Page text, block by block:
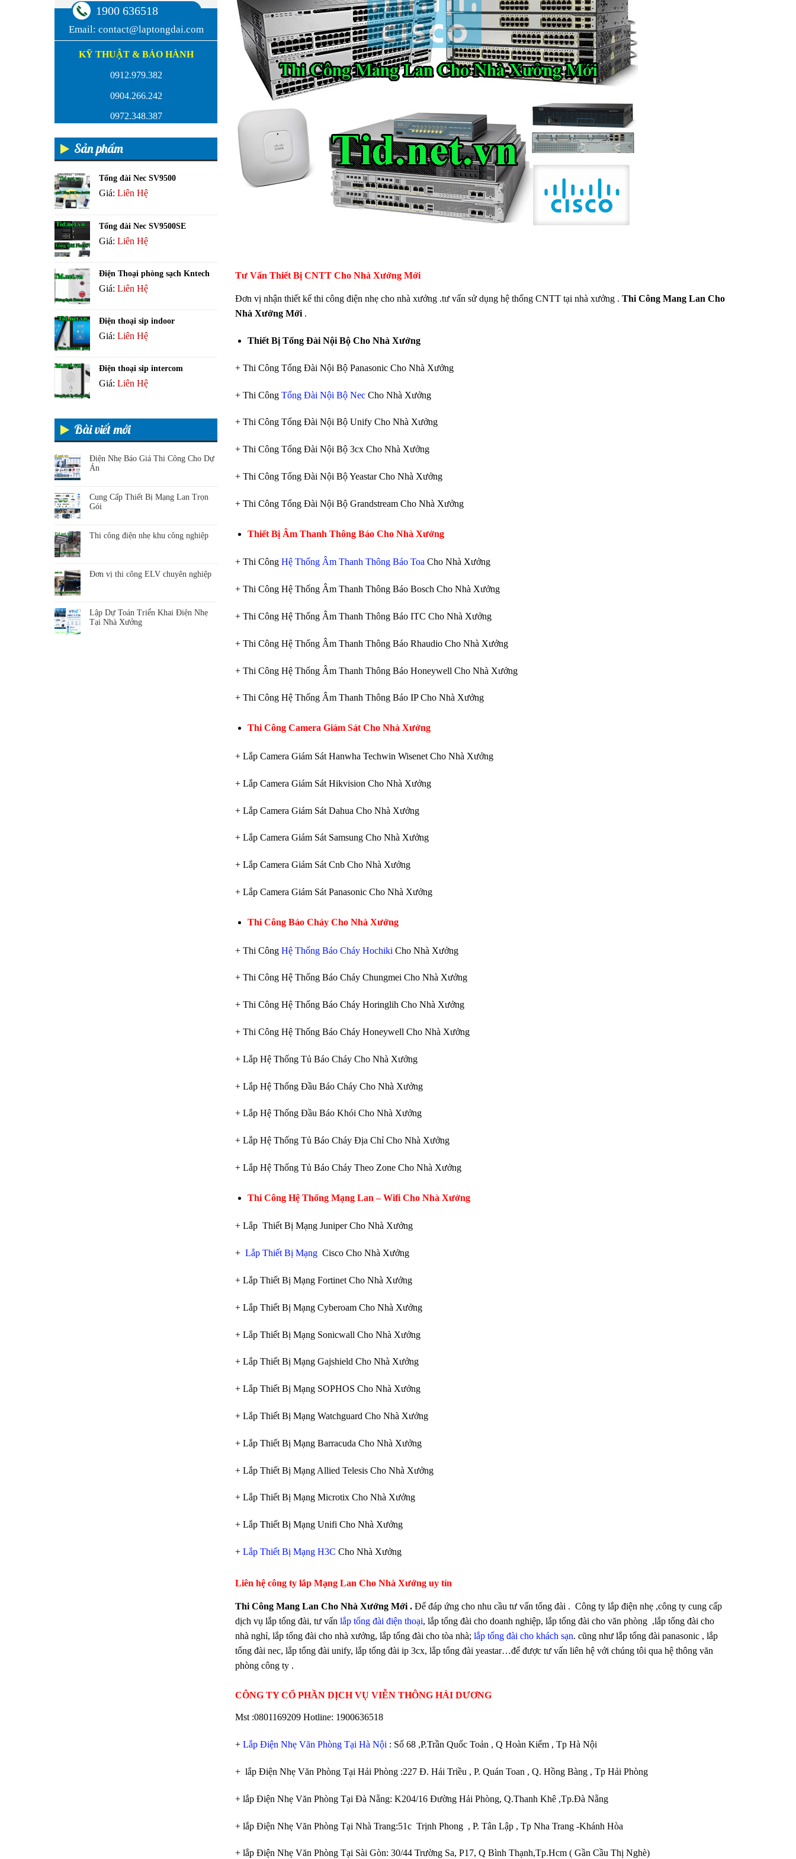
1900 636518
Email: contact@laptongdai.com
KỸ THUẬT & BẢO HÀNH
0912.979.382
0904.266.242
0972.348.387
Sản phẩm
Tổng đài Nec SV9500
Giá: Liên Hệ
Tổng đài Nec SV9500SE
Giá: Liên Hệ
Điện Thoại phòng sạch Kntech
Giá: Liên Hệ
Điện thoại sip indoor
Giá: Liên Hệ
Điện thoại sip intercom
Giá: Liên Hệ
Bài viết mới
Điện Nhẹ Báo Giá Thi Công Cho Dự
Án
Cung Cấp Thiết Bị Mạng Lan Trọn
Gói
Thi công điện nhẹ khu công nghiệp
Đơn vị thi công ELV chuyên nghiệp
Lập Dự Toán Triển Khai Điện Nhẹ
Tại Nhà Xưởng
Tư Vấn Thiết Bị CNTT Cho Nhà Xưởng Mới
Đơn vị nhận thiết kế thi công điện nhẹ cho nhà xưởng .tư vấn sử dụng hệ thống CNTT tại nhà xưởng . Thi Công Mang Lan Cho
Nhà Xưởng Mới .
Thiết Bị Tổng Đài Nội Bộ Cho Nhà Xưởng
+ Thi Công Tổng Đài Nội Bộ Panasonic Cho Nhà Xưởng
+ Thi Công Tổng Đài Nội Bộ Nec Cho Nhà Xưởng
+ Thi Công Tổng Đài Nội Bộ Unify Cho Nhà Xưởng
+ Thi Công Tổng Đài Nội Bộ 3cx Cho Nhà Xưởng
+ Thi Công Tổng Đài Nội Bộ Yeastar Cho Nhà Xưởng
+ Thi Công Tổng Đài Nội Bộ Grandstream Cho Nhà Xưởng
Thiết Bị Âm Thanh Thông Báo Cho Nhà Xưởng
+ Thi Công Hệ Thống Âm Thanh Thông Báo Toa Cho Nhà Xưởng
+ Thi Công Hệ Thống Âm Thanh Thông Báo Bosch Cho Nhà Xưởng
+ Thi Công Hệ Thống Âm Thanh Thông Báo ITC Cho Nhà Xưởng
+ Thi Công Hệ Thống Âm Thanh Thông Báo Rhaudio Cho Nhà Xưởng
+ Thi Công Hệ Thống Âm Thanh Thông Báo Honeywell Cho Nhà Xưởng
+ Thi Công Hệ Thống Âm Thanh Thông Báo IP Cho Nhà Xưởng
Thi Công Camera Giám Sát Cho Nhà Xưởng
+ Lắp Camera Giám Sát Hanwha Techwin Wisenet Cho Nhà Xưởng
+ Lắp Camera Giám Sát Hikvision Cho Nhà Xưởng
+ Lắp Camera Giám Sát Dahua Cho Nhà Xưởng
+ Lắp Camera Giám Sát Samsung Cho Nhà Xưởng
+ Lắp Camera Giám Sát Cnb Cho Nhà Xưởng
+ Lắp Camera Giám Sát Panasonic Cho Nhà Xưởng
Thi Công Báo Cháy Cho Nhà Xưởng
+ Thi Công Hệ Thống Báo Cháy Hochiki Cho Nhà Xưởng
+ Thi Công Hệ Thống Báo Cháy Chungmei Cho Nhà Xưởng
+ Thi Công Hệ Thống Báo Cháy Horinglih Cho Nhà Xưởng
+ Thi Công Hệ Thống Báo Cháy Honeywell Cho Nhà Xưởng
+ Lắp Hệ Thống Tủ Báo Cháy Cho Nhà Xưởng
+ Lắp Hệ Thống Đầu Báo Cháy Cho Nhà Xưởng
+ Lắp Hệ Thống Đầu Báo Khói Cho Nhà Xưởng
+ Lắp Hệ Thống Tủ Báo Cháy Địa Chỉ Cho Nhà Xưởng
+ Lắp Hệ Thống Tủ Báo Cháy Theo Zone Cho Nhà Xưởng
Thi Công Hệ Thống Mạng Lan – Wifi Cho Nhà Xưởng
+ Lắp Thiết Bị Mạng Juniper Cho Nhà Xưởng
+ Lắp Thiết Bị Mạng Cisco Cho Nhà Xưởng
+ Lắp Thiết Bị Mạng Fortinet Cho Nhà Xưởng
+ Lắp Thiết Bị Mạng Cyberoam Cho Nhà Xưởng
+ Lắp Thiết Bị Mạng Sonicwall Cho Nhà Xưởng
+ Lắp Thiết Bị Mạng Gajshield Cho Nhà Xưởng
+ Lắp Thiết Bị Mạng SOPHOS Cho Nhà Xưởng
+ Lắp Thiết Bị Mạng Watchguard Cho Nhà Xưởng
+ Lắp Thiết Bị Mạng Barracuda Cho Nhà Xưởng
+ Lắp Thiết Bị Mạng Allied Telesis Cho Nhà Xưởng
+ Lắp Thiết Bị Mạng Microtix Cho Nhà Xưởng
+ Lắp Thiết Bị Mạng Unifi Cho Nhà Xưởng
+ Lắp Thiết Bị Mạng H3C Cho Nhà Xưởng
Liên hệ công ty lắp Mạng Lan Cho Nhà Xưởng uy tín
Thi Công Mang Lan Cho Nhà Xưởng Mới . Để đáp ứng cho nhu cầu tư vấn tổng đài . Công ty lắp điện nhẹ ,công ty cung cấp
dịch vụ lắp tổng đài, tư vấn lắp tổng đài điện thoại, lắp tổng đài cho doanh nghiệp, lắp tổng đài cho văn phòng ,lắp tổng đài cho
nhà nghỉ, lắp tổng đài cho nhà xưởng, lắp tổng đài cho tòa nhà; lắp tổng đài cho khách sạn. cũng như lắp tổng đài panasonic , lắp
tổng đài nec, lắp tổng đài unify, lắp tổng đài ip 3cx, lắp tổng đài yeastar…để được tư vấn liên hệ với chúng tôi qua hệ thông văn
phòng công ty .
CÔNG TY CỔ PHẦN DỊCH VỤ VIỄN THÔNG HẢI DƯƠNG
Mst :0801169209 Hotline: 1900636518
+ Lắp Điện Nhẹ Văn Phòng Tại Hà Nội : Số 68 ,P.Trần Quốc Toản , Q Hoàn Kiếm , Tp Hà Nội
+ lắp Điện Nhẹ Văn Phòng Tại Hải Phòng :227 Đ. Hải Triều , P. Quán Toan , Q. Hồng Bàng , Tp Hải Phòng
+ lắp Điện Nhẹ Văn Phòng Tại Đà Nẵng: K204/16 Đường Hải Phòng, Q.Thanh Khê ,Tp.Đà Nẵng
+ lắp Điện Nhẹ Văn Phòng Tại Nhà Trang:51c Trịnh Phong , P. Tân Lập , Tp Nha Trang -Khánh Hòa
+ lắp Điện Nhẹ Văn Phòng Tại Sài Gòn: 30/44 Trường Sa, P17, Q Bình Thạnh,Tp.Hcm ( Gần Cầu Thị Nghè)